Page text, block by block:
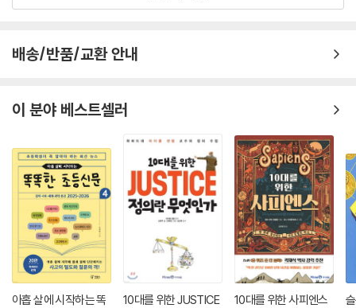
배송/반품/교환 안내
이 분야 베스트셀러
아홉 살에 시작하는 똑
10대를 위한 JUSTICE
10대를 위한 사피엔스